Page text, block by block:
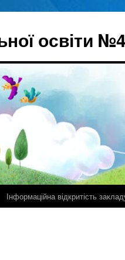
освіти
Інформаційна відкритість